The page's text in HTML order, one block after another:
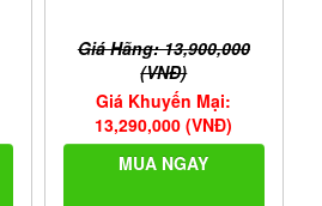
Giá Hãng: 13,900,000
(VNĐ)
Giá Khuyến Mại:
13,290,000 (VNĐ)
MUA NGAY